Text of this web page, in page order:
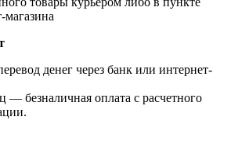
магазина
денег через банк или интернет-
— безналичная оплата с расчетного